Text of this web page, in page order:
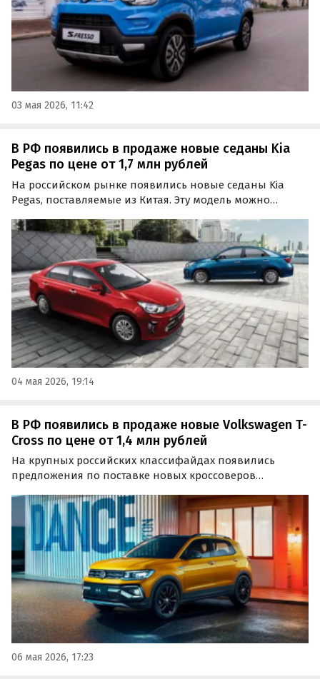
03 мая 2026, 11:42
В РФ появились в продаже новые седаны Kia
Pegas по цене от 1,7 млн рублей
На российском рынке появились новые седаны Kia
Pegas, поставляемые из Китая. Эту модель можно
«четырехдверкам» ушедших брендов, а цены на нее на
одном из классифайдов сейчас стартуют от 1 680 000
рублей…
04 мая 2026, 19:14
В РФ появились в продаже новые Volkswagen T-
Cross по цене от 1,4 млн рублей
На крупных российских классифайдах появились
предложения по поставке новых кроссоверов
иногда из Японии.
06 мая 2026, 17:23